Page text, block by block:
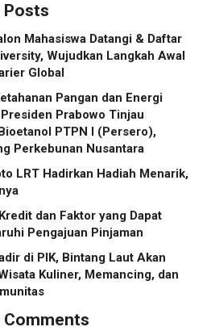
Rumah
Posts
Mahasiswa Datangi & Daftar
Wujudkan Langkah Awal
Global
Pangan dan Energi
Prabowo Tinjau
PTPN I (Persero),
Perkebunan Nusantara
LRT Hadirkan Hadiah Menarik,
dan Faktor yang Dapat
Pengajuan Pinjaman
di PIK, Bintang Laut Akan
Kuliner, Memancing, dan
Comments